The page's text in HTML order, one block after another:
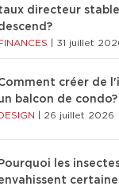
directeur
31 juillet
créer de
balcon de condo?
26 juillet 2026
Pourquoi les